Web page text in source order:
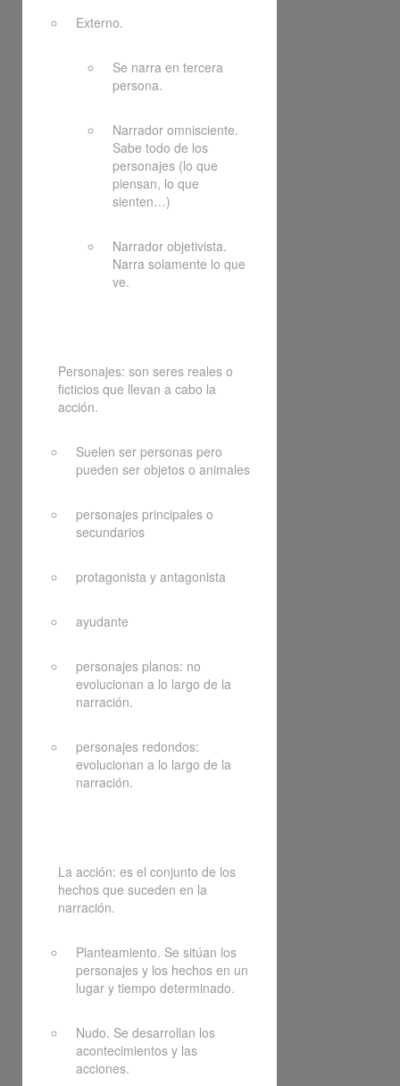
Externo.
Se narra en tercera
persona.
Narrador omnisciente.
Sabe todo de los
personajes (lo que
piensan, lo que
sienten…)
Narrador objetivista.
Narra solamente lo que
ve.
Personajes: son seres reales o
ficticios que llevan a cabo la
acción.
Suelen ser personas pero
pueden ser objetos o animales
personajes principales o
secundarios
protagonista y antagonista
ayudante
personajes planos: no
evolucionan a lo largo de la
narración.
personajes redondos:
evolucionan a lo largo de la
narración.
La acción: es el conjunto de los
hechos que suceden en la
narración.
Planteamiento. Se sitúan los
personajes y los hechos en un
lugar y tiempo determinado.
Nudo. Se desarrollan los
acontecimientos y las
acciones.